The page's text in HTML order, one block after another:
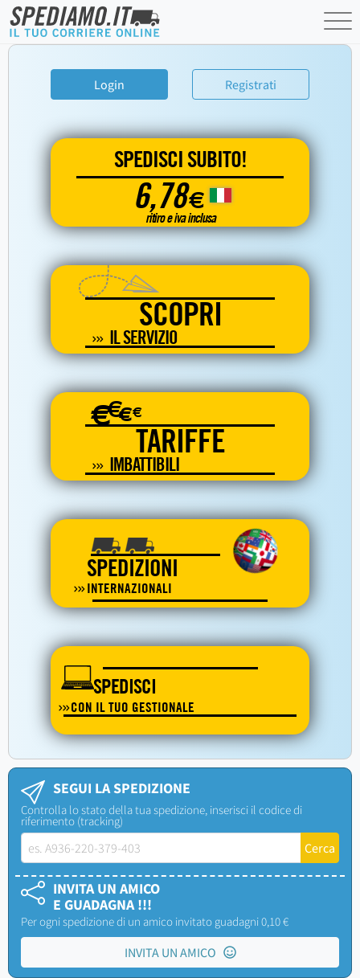
Login Registrati
SPEDISCI SUBITO!
6,78€
ritiro e iva inclusa
SCOPRI
IL SERVIZIO
€€€€
TARIFFE
IMBATTIBILI
SPEDIZIONI
INTERNAZIONALI
SPEDISCI
CON IL TUO GESTIONALE
SEGUI LA SPEDIZIONE
Controlla lo stato della tua spedizione, inserisci il codice di
riferimento (tracking)
INVITA UN AMICO
E GUADAGNA !!!
Per ogni spedizione di un amico invitato guadagni 0,10 €
INVITA UN AMICO